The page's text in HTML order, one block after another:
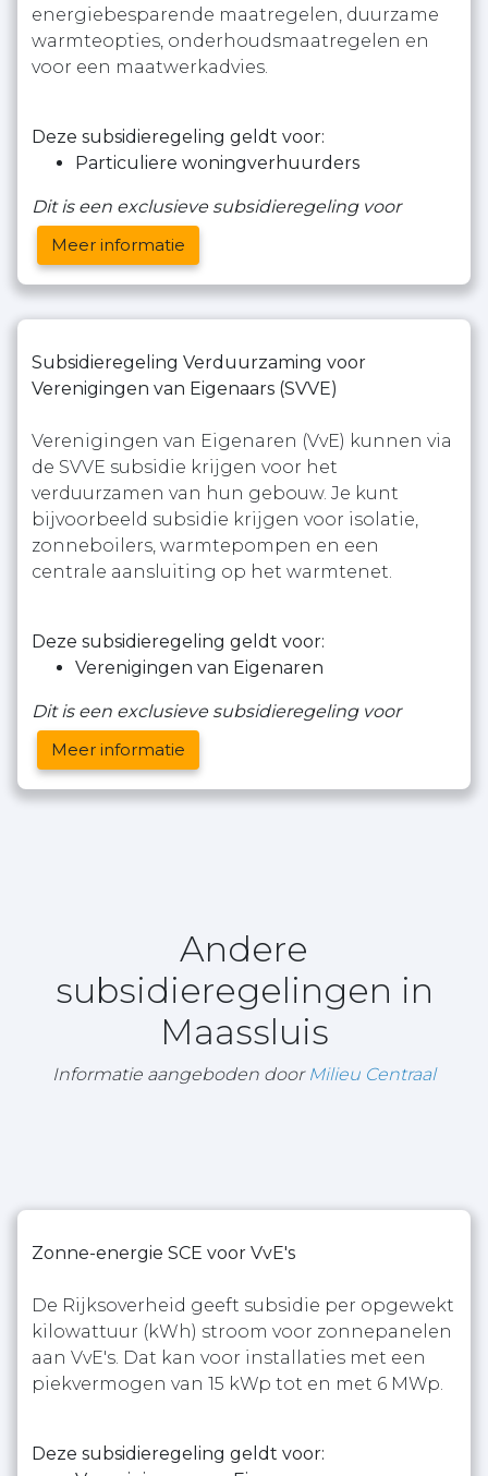
energiebesparende maatregelen, duurzame
warmteopties, onderhoudsmaatregelen en
voor een maatwerkadvies.
Deze subsidieregeling geldt voor:
Particuliere woningverhuurders
Dit is een exclusieve subsidieregeling voor
Meer informatie
Subsidieregeling Verduurzaming voor
Verenigingen van Eigenaars (SVVE)
Verenigingen van Eigenaren (VvE) kunnen via
de SVVE subsidie krijgen voor het
verduurzamen van hun gebouw. Je kunt
bijvoorbeeld subsidie krijgen voor isolatie,
zonneboilers, warmtepompen en een
centrale aansluiting op het warmtenet.
Deze subsidieregeling geldt voor:
Verenigingen van Eigenaren
Dit is een exclusieve subsidieregeling voor
Meer informatie
Andere
subsidieregelingen in
Maassluis
Informatie aangeboden door Milieu Centraal
Zonne-energie SCE voor VvE's
De Rijksoverheid geeft subsidie per opgewekt
kilowattuur (kWh) stroom voor zonnepanelen
aan VvE's. Dat kan voor installaties met een
piekvermogen van 15 kWp tot en met 6 MWp.
Deze subsidieregeling geldt voor: